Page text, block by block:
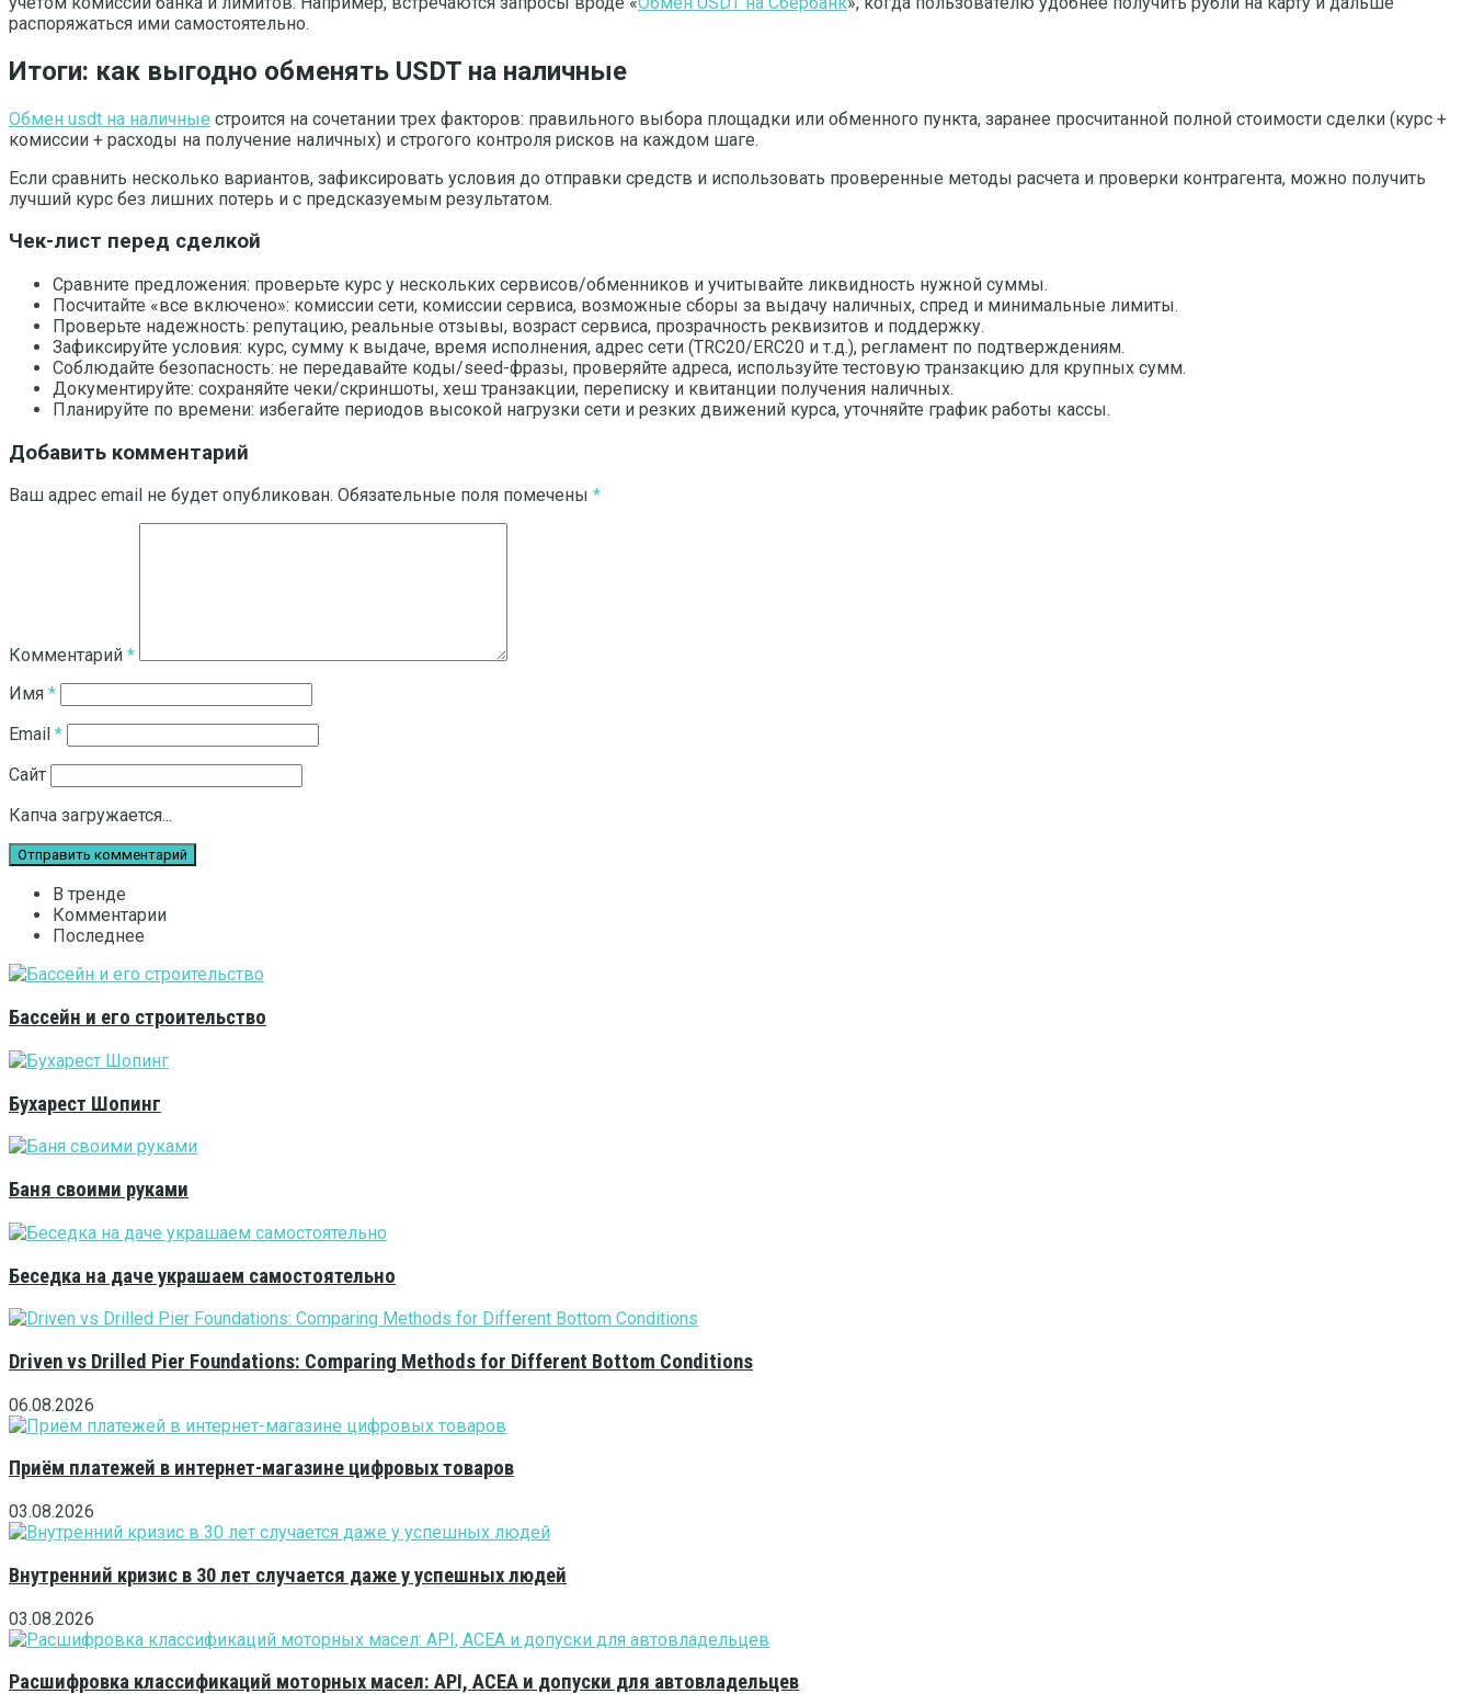
распоряжаться ими самостоятельно.
Итоги: как выгодно обменять USDT на наличные
Обмен usdt на наличные строится на сочетании трех факторов: правильного выбора площадки или обменного пункта, заранее просчитанной полной стоимости сделки (курс +
комиссии + расходы на получение наличных) и строгого контроля рисков на каждом шаге.
Если сравнить несколько вариантов, зафиксировать условия до отправки средств и использовать проверенные методы расчета и проверки контрагента, можно получить
лучший курс без лишних потерь и с предсказуемым результатом.
Чек-лист перед сделкой
Сравните предложения: проверьте курс у нескольких сервисов/обменников и учитывайте ликвидность нужной суммы.
Посчитайте «все включено»: комиссии сети, комиссии сервиса, возможные сборы за выдачу наличных, спред и минимальные лимиты.
Проверьте надежность: репутацию, реальные отзывы, возраст сервиса, прозрачность реквизитов и поддержку.
Зафиксируйте условия: курс, сумму к выдаче, время исполнения, адрес сети (TRC20/ERC20 и т.д.), регламент по подтверждениям.
Соблюдайте безопасность: не передавайте коды/seed-фразы, проверяйте адреса, используйте тестовую транзакцию для крупных сумм.
Документируйте: сохраняйте чеки/скриншоты, хеш транзакции, переписку и квитанции получения наличных.
Планируйте по времени: избегайте периодов высокой нагрузки сети и резких движений курса, уточняйте график работы кассы.
Добавить комментарий
Ваш адрес email не будет опубликован. Обязательные поля помечены *
Комментарий *
Имя *
Email *
Сайт
Капча загружается...
В тренде
Комментарии
Последнее
Бассейн и его строительство
Бухарест Шопинг
Баня своими руками
Беседка на даче украшаем самостоятельно
Driven vs Drilled Pier Foundations: Comparing Methods for Different Bottom Conditions
06.08.2026
Приём платежей в интернет-магазине цифровых товаров
03.08.2026
Внутренний кризис в 30 лет случается даже у успешных людей
03.08.2026
Расшифровка классификаций моторных масел: API, ACEA и допуски для автовладельцев